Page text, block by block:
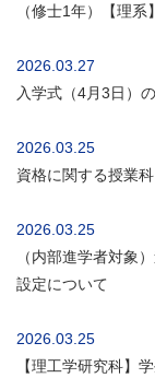
（修士1年）【理
2026.03.27
入学式（4月3日）
2026.03.25
資格に関する授業
2026.03.25
（内部進学者対象
設定について
2026.03.25
【理工学研究科】